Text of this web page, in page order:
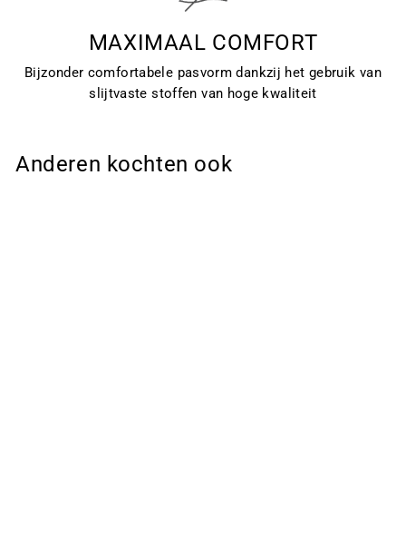
MAXIMAAL COMFORT
Bijzonder comfortabele pasvorm dankzij het gebruik van
slijtvaste stoffen van hoge kwaliteit
Anderen kochten ook